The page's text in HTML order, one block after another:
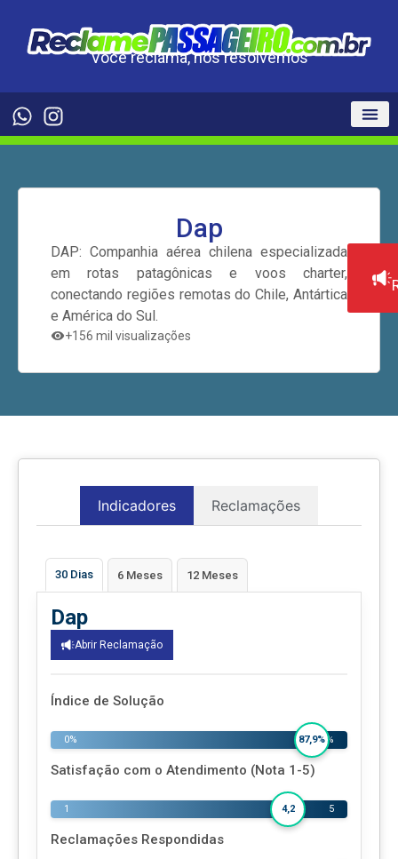
Você reclama, nós resolvemos
Dap
DAP: Companhia aérea chilena especializada
em rotas patagônicas e voos charter,
conectando regiões remotas do Chile, Antártica
e América do Sul.
+156 mil visualizações
Indicadores Reclamações
30 Dias 6 Meses 12 Meses
Dap
Abrir Reclamação
Índice de Solução
0% 100%
87,9%
Satisfação com o Atendimento (Nota 1-5)
1 5
4,2
Reclamações Respondidas